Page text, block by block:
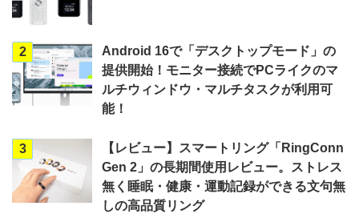
2
Android 16で「デスクトップモード」の
提供開始！モニター接続でPCライクのマ
ルチウィンドウ・マルチタスクが利用可
能！
3
【レビュー】スマートリング「RingConn
Gen 2」の長期間使用レビュー。ストレス
無く睡眠・健康・運動記録ができる文句無
しの高品質リング